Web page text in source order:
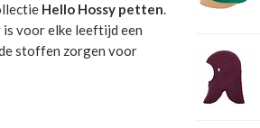
Hello Hossy petten.
is voor elke leeftijd een
stoffen zorgen voor